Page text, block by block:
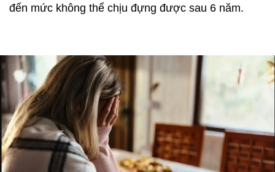
đến mức không thể chịu đựng được sau 6 năm.